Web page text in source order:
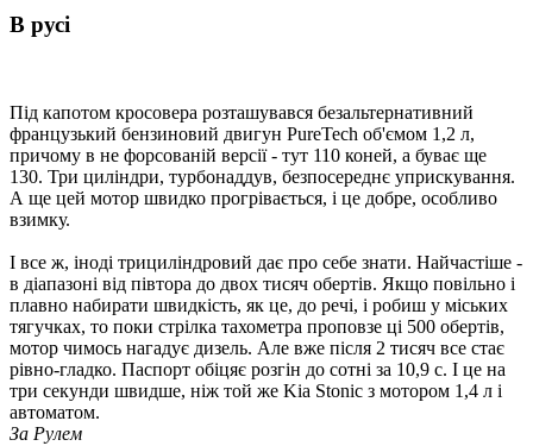
В русі
Під капотом кросовера розташувався безальтернативний
французький бензиновий двигун PureTech об'ємом 1,2 л,
причому в не форсованій версії - тут 110 коней, а буває ще
130. Три циліндри, турбонаддув, безпосереднє уприскування.
А ще цей мотор швидко прогрівається, і це добре, особливо
взимку.
І все ж, іноді трициліндровий дає про себе знати. Найчастіше -
в діапазоні від півтора до двох тисяч обертів. Якщо повільно і
плавно набирати швидкість, як це, до речі, і робиш у міських
тягучках, то поки стрілка тахометра проповзе ці 500 обертів,
мотор чимось нагадує дизель. Але вже після 2 тисяч все стає
рівно-гладко. Паспорт обіцяє розгін до сотні за 10,9 с. І це на
три секунди швидше, ніж той же Kia Stonic з мотором 1,4 л і
автоматом.
За Рулем